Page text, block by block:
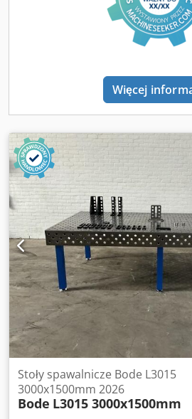
Wyposażenie: - siatka otworów 16
1500 x 100 mm - wersja
ze skalą - w komplecie 8x nóżki
Więcej
Stoły spawalnicze Bode L3015
3000x1500mm 2026
Bode L3015 3000x1500mm